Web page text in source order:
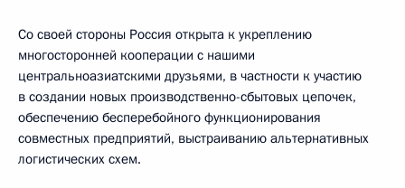
Со своей стороны Россия открыта к укреплению
многосторонней кооперации с нашими
центральноазиатскими друзьями, в частности к участию
в создании новых производственно-сбытовых цепочек,
обеспечению бесперебойного функционирования
совместных предприятий, выстраиванию альтернативных
логистических схем.